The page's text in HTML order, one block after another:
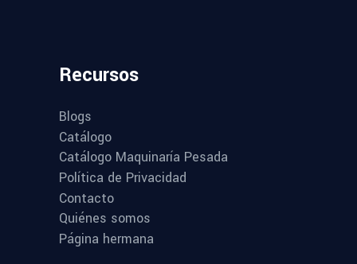
Recursos
Blogs
Catálogo
Catálogo Maquinaría Pesada
Política de Privacidad
Contacto
Quiénes somos
Página hermana